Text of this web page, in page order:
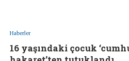
Haberler
16 yaşındaki çocuk